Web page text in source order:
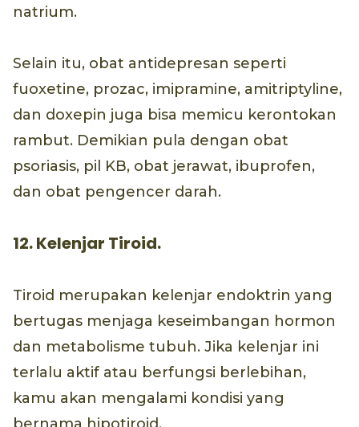
natrium.
Selain itu, obat antidepresan seperti
fuoxetine, prozac, imipramine, amitriptyline,
dan doxepin juga bisa memicu kerontokan
rambut. Demikian pula dengan obat
psoriasis, pil KB, obat jerawat, ibuprofen,
dan obat pengencer darah.
12. Kelenjar Tiroid.
Tiroid merupakan kelenjar endoktrin yang
bertugas menjaga keseimbangan hormon
dan metabolisme tubuh. Jika kelenjar ini
terlalu aktif atau berfungsi berlebihan,
kamu akan mengalami kondisi yang